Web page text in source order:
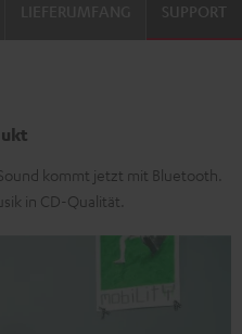
SUPPORT
kommt jetzt mit Bluetooth.
in CD-Qualität.